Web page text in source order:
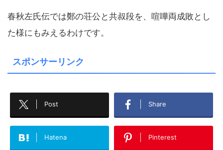
春秋左氏伝では鄭の荘公と共叔段を、喧嘩両成敗とし
た様にもみえるわけです。
スポンサーリンク
Post Share
Hatena Pinterest